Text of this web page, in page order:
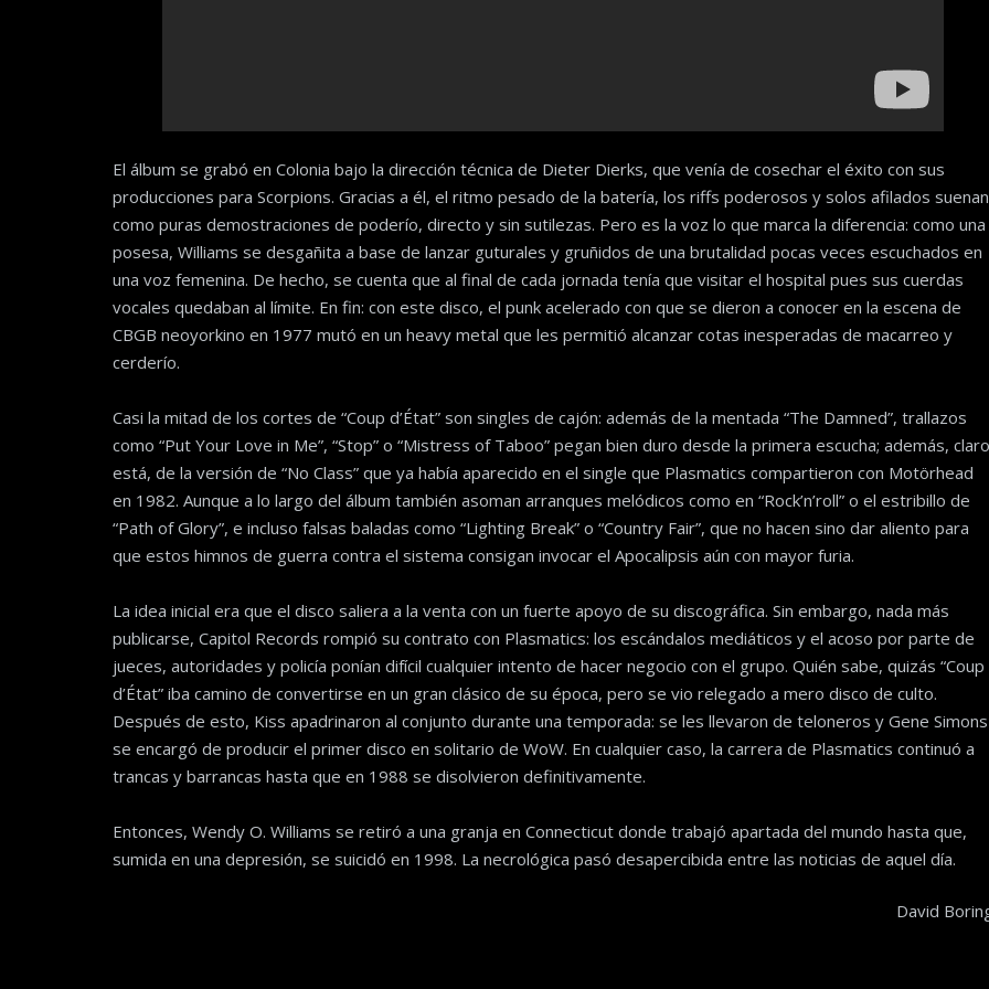
El álbum se grabó en Colonia bajo la dirección técnica de Dieter Dierks, que venía de cosechar el éxito con sus
producciones para Scorpions. Gracias a él, el ritmo pesado de la batería, los riffs poderosos y solos afilados suenan
como puras demostraciones de poderío, directo y sin sutilezas. Pero es la voz lo que marca la diferencia: como una
posesa, Williams se desgañita a base de lanzar guturales y gruñidos de una brutalidad pocas veces escuchados en
una voz femenina. De hecho, se cuenta que al final de cada jornada tenía que visitar el hospital pues sus cuerdas
vocales quedaban al límite. En fin: con este disco, el punk acelerado con que se dieron a conocer en la escena de
CBGB neoyorkino en 1977 mutó en un heavy metal que les permitió alcanzar cotas inesperadas de macarreo y
cerderío.
Casi la mitad de los cortes de “Coup d’État” son singles de cajón: además de la mentada “The Damned”, trallazos
como “Put Your Love in Me”, “Stop” o “Mistress of Taboo” pegan bien duro desde la primera escucha; además, claro
está, de la versión de “No Class” que ya había aparecido en el single que Plasmatics compartieron con Motörhead
en 1982. Aunque a lo largo del álbum también asoman arranques melódicos como en “Rock’n’roll” o el estribillo de
“Path of Glory”, e incluso falsas baladas como “Lighting Break” o “Country Fair”, que no hacen sino dar aliento para
que estos himnos de guerra contra el sistema consigan invocar el Apocalipsis aún con mayor furia.
La idea inicial era que el disco saliera a la venta con un fuerte apoyo de su discográfica. Sin embargo, nada más
publicarse, Capitol Records rompió su contrato con Plasmatics: los escándalos mediáticos y el acoso por parte de
jueces, autoridades y policía ponían difícil cualquier intento de hacer negocio con el grupo. Quién sabe, quizás “Coup
d’État” iba camino de convertirse en un gran clásico de su época, pero se vio relegado a mero disco de culto.
Después de esto, Kiss apadrinaron al conjunto durante una temporada: se les llevaron de teloneros y Gene Simons
se encargó de producir el primer disco en solitario de WoW. En cualquier caso, la carrera de Plasmatics continuó a
trancas y barrancas hasta que en 1988 se disolvieron definitivamente.
Entonces, Wendy O. Williams se retiró a una granja en Connecticut donde trabajó apartada del mundo hasta que,
sumida en una depresión, se suicidó en 1998. La necrológica pasó desapercibida entre las noticias de aquel día.
David